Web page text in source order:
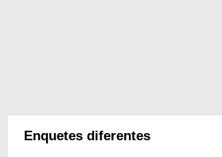
Enquetes diferentes